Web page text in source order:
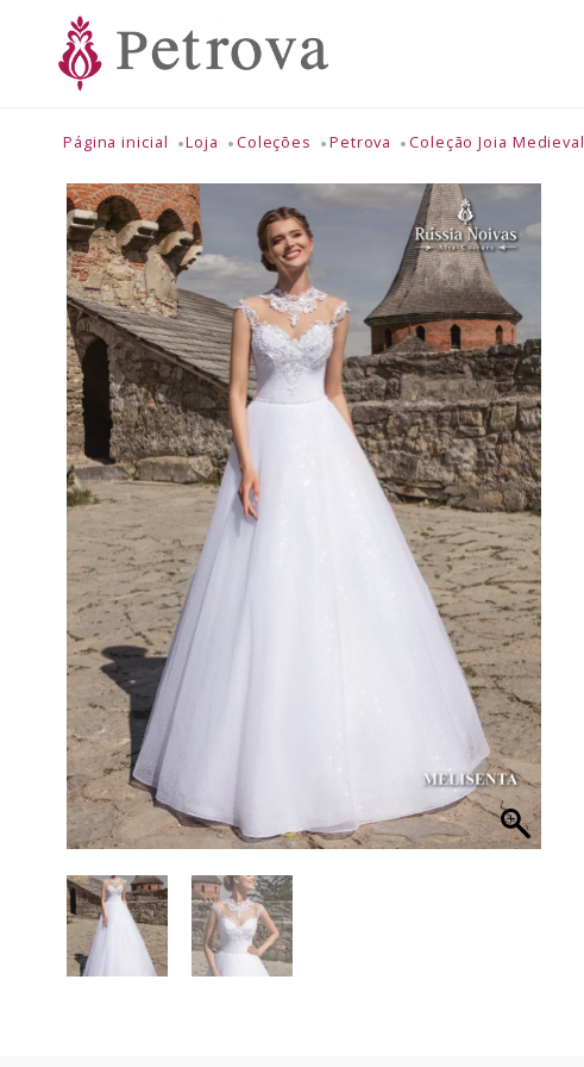
Página inicial Loja Coleções Petrova Coleção Joia Medieval